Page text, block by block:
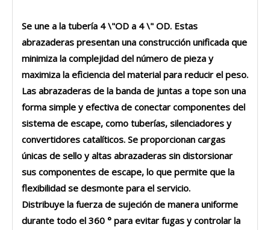
Se une a la tubería 4 \"OD a 4 \" OD. Estas
abrazaderas presentan una construcción unificada que
minimiza la complejidad del número de pieza y
maximiza la eficiencia del material para reducir el peso.
Las abrazaderas de la banda de juntas a tope son una
forma simple y efectiva de conectar componentes del
sistema de escape, como tuberías, silenciadores y
convertidores catalíticos. Se proporcionan cargas
únicas de sello y altas abrazaderas sin distorsionar
sus componentes de escape, lo que permite que la
flexibilidad se desmonte para el servicio.
Distribuye la fuerza de sujeción de manera uniforme
durante todo el 360 ° para evitar fugas y controlar la